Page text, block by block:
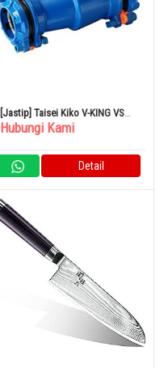
[Jastip] Taisei Kiko V-KING VS
Joint Single Drop Long Whole
Hubungi Kami
Detail